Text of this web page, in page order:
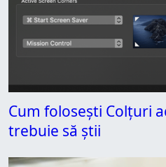
Cum folosești Colțuri
trebuie să știi